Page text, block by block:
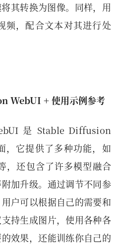
其转换为图像。同样，用
频，配合文本对其进行处
WebUI + 使用示例参考
是 Stable Diffusion
，它提供了多种功能，如
还包含了许多模型融合
加升级。通过调节不同参
户可以根据自己的需要和
持生成图片，使用各种各
效果，还能训练你自己的